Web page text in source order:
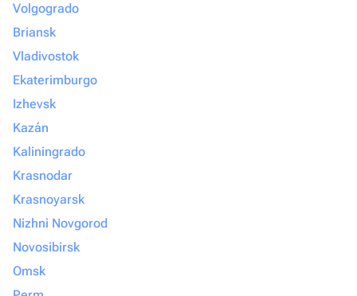
Volgogrado
Briansk
Vladivostok
Ekaterimburgo
Izhevsk
Kazán
Kaliningrado
Krasnodar
Krasnoyarsk
Nizhni Novgorod
Novosibirsk
Omsk